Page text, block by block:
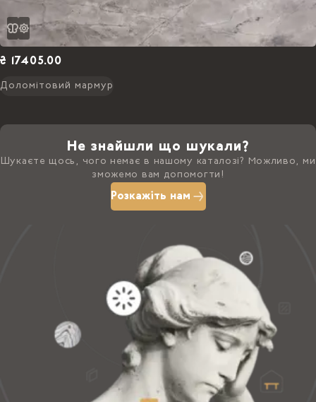
₴ 17405.00
Доломітовий мармур
Не знайшли що шукали?
Шукаєте щось, чого немає в нашому каталозі? Можливо, ми
зможемо вам допомогти!
Розкажіть нам